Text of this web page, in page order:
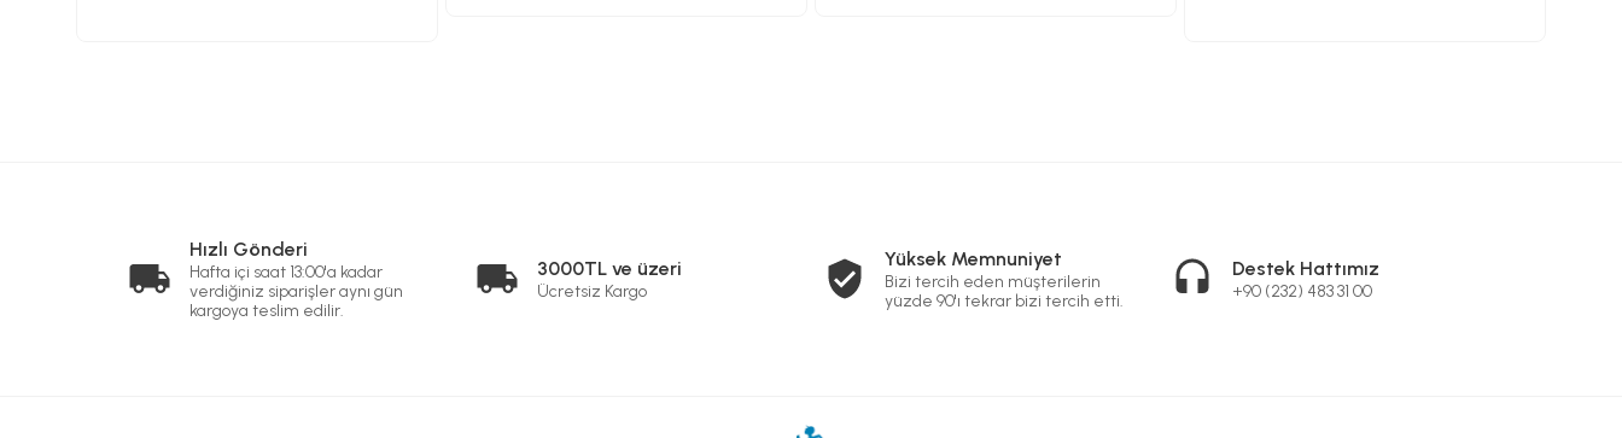
Hızlı Gönderi
Hafta içi saat 13:00'a kadar
verdiğiniz siparişler aynı gün
kargoya teslim edilir.
3000TL ve üzeri
Ücretsiz Kargo
Yüksek Memnuniyet
Bizi tercih eden müşterilerin
yüzde 90'ı tekrar bizi tercih etti.
Destek Hattımız
+90 (232) 483 31 00